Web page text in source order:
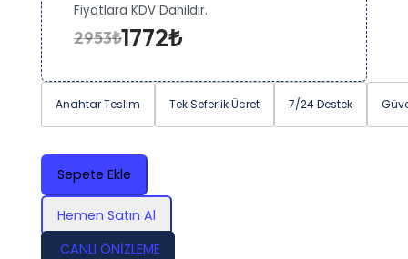
Fiyatlara KDV Dahildir.
2953₺1772₺
Anahtar Teslim Tek Seferlik Ücret 7/24 Destek
Sepete Ekle
Hemen Satın Al
CANLI ÖNİZLEME